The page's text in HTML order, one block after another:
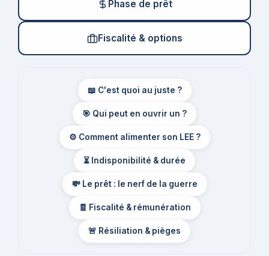
Phase de prêt
Fiscalité & options
📖 C'est quoi au juste ?
🎯 Qui peut en ouvrir un ?
⚙️ Comment alimenter son LEE ?
⏳ Indisponibilité & durée
💸 Le prêt : le nerf de la guerre
🧾 Fiscalité & rémunération
🚨 Résiliation & pièges